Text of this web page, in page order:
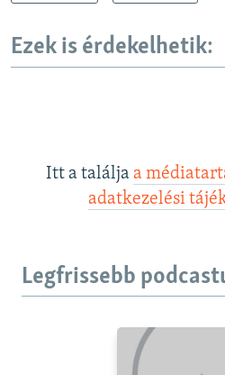
Ezek is érdekelhetik:
Itt a találja a
adatkezelési
Legfrissebb